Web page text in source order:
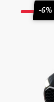
-6%